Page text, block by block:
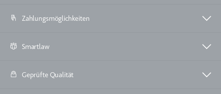
Zahlungsmöglichkeiten
Smartlaw
Geprüfte Qualität